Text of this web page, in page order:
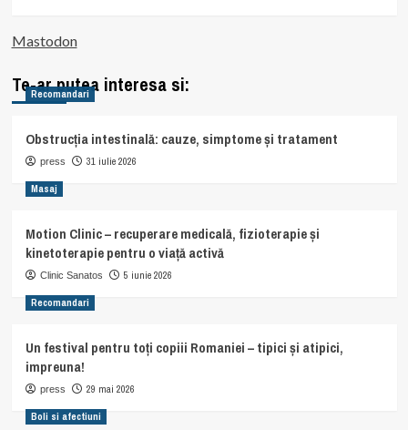
Mastodon
Te-ar putea interesa si:
Recomandari
Obstrucția intestinală: cauze, simptome și tratament
press 31 iulie 2026
Masaj
Motion Clinic – recuperare medicală, fizioterapie și
kinetoterapie pentru o viață activă
Clinic Sanatos 5 iunie 2026
Recomandari
Un festival pentru toți copiii Romaniei – tipici și atipici,
impreuna!
press 29 mai 2026
Boli si afectiuni